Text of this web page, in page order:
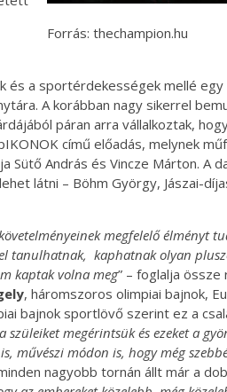
Forrás: thechampion.hu
és a sportérdekességek mellé egy
A korábban nagy sikerrel
páran arra vállalkoztak,
című előadás, melynek
Sütő András és Vincze Márton. A
látni – Böhm György, Jászai-
megfelelő élményt
tanulhatnak, kaphatnak olyan
kaptak volna meg” – foglalja össze
, háromszoros olimpiai bajnok,
bajnok sportlövő szerint ez a
szüleiket megérintsük és ezeket a
művészi módon is, hogy még
nagyobb tornán állt már a